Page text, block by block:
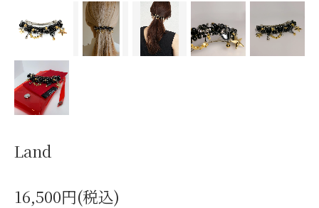
Land
16,500円(税込)